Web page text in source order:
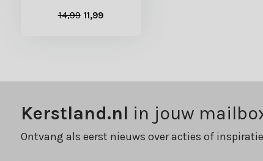
14,99 11,99
Kerstland.nl in jouw
Ontvang als eerst nieuws over acties of